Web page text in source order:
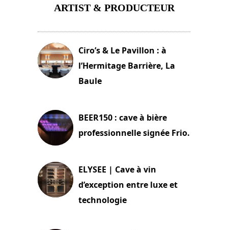
ARTIST & PRODUCTEUR
Ciro’s & Le Pavillon : à
l’Hermitage Barrière, La
Baule
BEER150 : cave à bière
professionnelle signée Frio.
ELYSEE | Cave à vin
d’exception entre luxe et
technologie